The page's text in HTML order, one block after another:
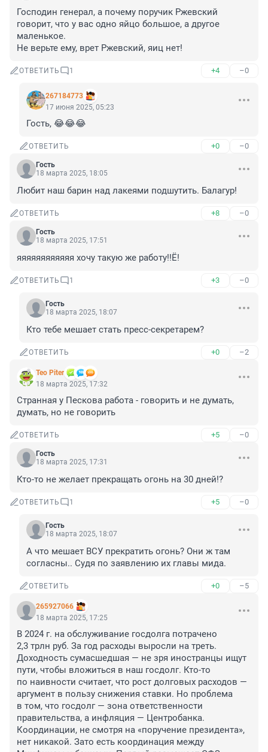
Господин генерал, а почему поручик Ржевский
говорит, что у вас одно яйцо большое, а другое
маленькое.
Не верьте ему, врет Ржевский, яиц нет!
ОТВЕТИТЬ 1 +4 –0
267184773
17 июня 2025, 05:23
Гость, 😂😂😂
ОТВЕТИТЬ +0 –0
Гость
18 марта 2025, 18:05
Любит наш барин над лакеями подшутить. Балагур!
ОТВЕТИТЬ +8 –0
Гость
18 марта 2025, 17:51
яяяяяяяяяяяя хочу такую же работу!!Ё!
ОТВЕТИТЬ 1 +3 –0
Гость
18 марта 2025, 18:07
Кто тебе мешает стать пресс-секретарем?
ОТВЕТИТЬ +0 –2
Teo Piter
18 марта 2025, 17:32
Странная у Пескова работа - говорить и не думать,
думать, но не говорить
ОТВЕТИТЬ +5 –0
Гость
18 марта 2025, 17:31
Кто-то не желает прекращать огонь на 30 дней!?
ОТВЕТИТЬ 1 +5 –0
Гость
18 марта 2025, 18:07
А что мешает ВСУ прекратить огонь? Они ж там
согласны.. Судя по заявлению их главы мида.
ОТВЕТИТЬ +0 –5
265927066
18 марта 2025, 17:25
В 2024 г. на обслуживание госдолга потрачено
2,3 трлн руб. За год расходы выросли на треть.
Доходность сумасшедшая — не зря иностранцы ищут
пути, чтобы вложиться в наш госдолг. Кто-то
по наивности считает, что рост долговых расходов —
аргумент в пользу снижения ставки. Но проблема
в том, что госдолг — зона ответственности
правительства, а инфляция — Центробанка.
Координации, не смотря на «поручение президента»,
нет никакой. Зато есть координация между